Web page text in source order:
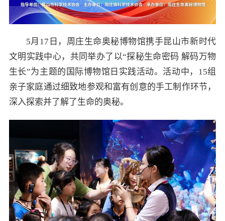
5月17日，周庄生命奥秘博物馆携手昆山市新时代
文明实践中心，共同举办了以“探秘生命密码 解码万物
生长”为主题的国际博物馆日实践活动。活动中，15组
亲子家庭通过细致地参观和富有创意的手工制作环节，
深入探索并了解了生命的奥秘。